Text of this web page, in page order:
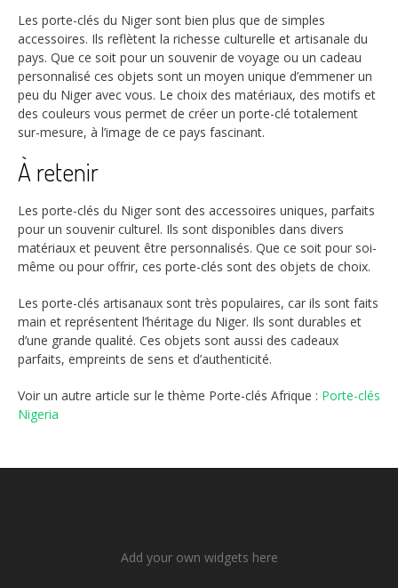
Les porte-clés du Niger sont bien plus que de simples
accessoires. Ils reflètent la richesse culturelle et artisanale du
pays. Que ce soit pour un souvenir de voyage ou un cadeau
personnalisé ces objets sont un moyen unique d’emmener un
peu du Niger avec vous. Le choix des matériaux, des motifs et
des couleurs vous permet de créer un porte-clé totalement
sur-mesure, à l’image de ce pays fascinant.
À retenir
Les porte-clés du Niger sont des accessoires uniques, parfaits
pour un souvenir culturel. Ils sont disponibles dans divers
matériaux et peuvent être personnalisés. Que ce soit pour soi-
même ou pour offrir, ces porte-clés sont des objets de choix.
Les porte-clés artisanaux sont très populaires, car ils sont faits
main et représentent l’héritage du Niger. Ils sont durables et
d’une grande qualité. Ces objets sont aussi des cadeaux
parfaits, empreints de sens et d’authenticité.
Voir un autre article sur le thème Porte-clés Afrique : Porte-clés
Nigeria
Add your own widgets here